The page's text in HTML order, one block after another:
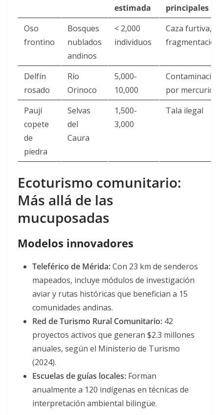
estimada
principales
Oso
frontino
Bosques
nublados
andinos
< 2,000
individuos
Caza furtiva,
Delfín
rosado
Río
Orinoco
5,000-
10,000
por mercurio
Paují
copete
de
piedra
Selvas
del
Caura
1,500-
3,000
Tala ilegal
Ecoturismo comunitario:
Más allá de las
mucuposadas
Modelos innovadores
Teleférico de Mérida:Con 23 km de senderos
mapeados, incluye módulos de investigación
aviar y rutas históricas que benefician a 15
comunidades andinas.
Red de Turismo Rural Comunitario: 42
proyectos activos que generan $2.3 millones
anuales, según el Ministerio de Turismo
(2024).
Escuelas de guías locales: Forman
anualmente a 120 indígenas en técnicas de
interpretación ambiental bilingüe.